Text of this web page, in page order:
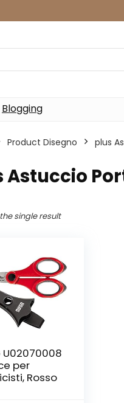
Blogging
Product Disegno plus
Astuccio
single result
U02070008
per
Rosso